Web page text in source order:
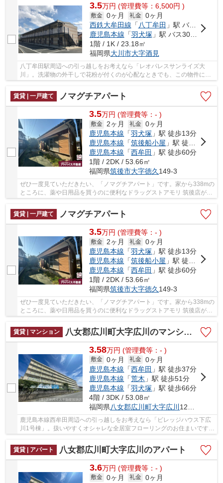
3.5万円 (管理費等：6,500円 )
敷金 0ヶ月 礼金 0ヶ月
西鉄大牟田線 「八丁牟田 」駅 バス13分 「大川市役所」 停歩6分
鹿児島本線 「羽犬塚」駅 バス30分 「大川市役所」 停歩6分
1階 / 1K / 23.18㎡
福岡県大川市大字酒見
八丁牟田駅周辺への引っ越しをお考えなら「レオパレスサンライズ大
川」。洗濯物の外干しで花粉が付くのが心配なときでも、この物件には
賃貸 | 一戸建て
ノマグチアパート
3.5万円 (管理費等：- )
敷金 2ヶ月 礼金 0ヶ月
鹿児島本線 「羽犬塚 」駅 徒歩13分
鹿児島本線 「筑後船小屋 」駅 徒歩53分
鹿児島本線 「西牟田 」駅 徒歩60分
1階 / 2DK / 53.66㎡
福岡県筑後市大字徳久 149-3
ぜひ一度見ていただきたい、「ノマグチアパート」です。家から338mの
ところに、薬や日用品を買うのに便利なドラッグストアモリ 筑後店があ
賃貸 | 一戸建て
ノマグチアパート
3.5万円 (管理費等：- )
敷金 2ヶ月 礼金 0ヶ月
鹿児島本線 「羽犬塚 」駅 徒歩13分
鹿児島本線 「筑後船小屋 」駅 徒歩53分
鹿児島本線 「西牟田 」駅 徒歩60分
1階 / 2DK / 53.66㎡
福岡県筑後市大字徳久 149-3
ぜひ一度見ていただきたい、「ノマグチアパート」です。家から338mの
ところに、薬や日用品を買うのに便利なドラッグストアモリ 筑後店があ
賃貸 | マンション
八女郡広川町大字広川のマンション
3.58万円 (管理費等：- )
敷金 0ヶ月 礼金 0ヶ月
鹿児島本線 「西牟田 」駅 徒歩37分
鹿児島本線 「荒木 」駅 徒歩51分
鹿児島本線 「羽犬塚 」駅 徒歩66分
4階 / 3DK / 53.08㎡
福岡県八女郡広川町大字広川 1255-6
鹿児島本線西牟田周辺への引っ越しをお考えなら「ビレッジハウス下広
川1号棟」。扱いやすくオシャレな全居室フローリングのお住まいです。
人気のルームシェアの相談に対応している物件...
賃貸 | アパート
八女郡広川町大字広川のアパート
3.6万円 (管理費等：- )
敷金 0ヶ月 礼金 0ヶ月